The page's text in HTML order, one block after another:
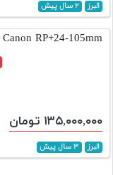
البرز ۲ سال پیش
Canon RP+24-105mm
۱۳۵,۰۰۰,۰۰۰ تومان
البرز ۳ سال پیش